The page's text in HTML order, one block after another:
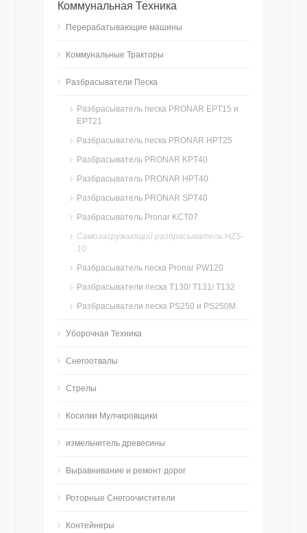
Коммунальная Техника
Перерабатывающие машины
Коммунальные Тракторы
Разбрасыватели Песка
Разбрасыватель песка PRONAR EPT15 и
EPT21
Разбрасыватель песка PRONAR HPT25
Разбрасыватель PRONAR KPT40
Разбрасыватель PRONAR HPT40
Разбрасыватель PRONAR SPT40
Разбрасыватель Pronar KCT07
Самозагружающий разбрасыватель HZS-
10
Разбрасыватель песка Pronar PW120
Разбрасыватели песка T130/ T131/ T132
Разбрасыватели песка PS250 и PS250M
Уборочная Техника
Снегоотвалы
Стрелы
Косилки Мулчировщики
измельчитель древесины
Bыравнивание и ремонт дорог
Роторные Снегоочистители
Контейнеры